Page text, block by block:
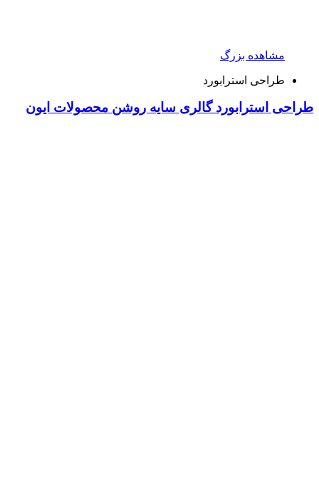
مشاهده بزرگ
طراحی استرابورد
طراحی استرابورد گالری سایه روشن محصولات ایون